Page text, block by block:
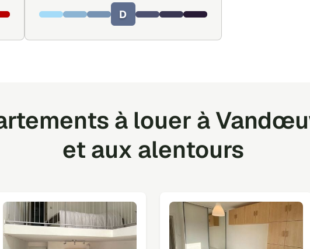
D
à louer à
et aux alentours